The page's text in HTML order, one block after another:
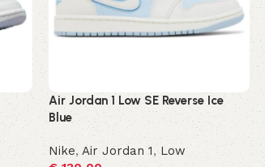
Air Jordan 1 Low SE Reverse Ice
Blue
Nike, Air Jordan 1,Low